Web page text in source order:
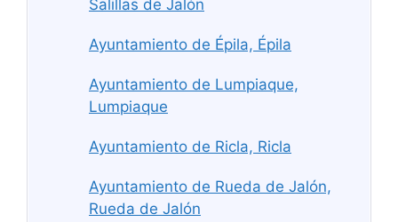
Salillas de Jalón
Ayuntamiento de Épila, Épila
Ayuntamiento de Lumpiaque,
Lumpiaque
Ayuntamiento de Ricla, Ricla
Ayuntamiento de Rueda de Jalón,
Rueda de Jalón